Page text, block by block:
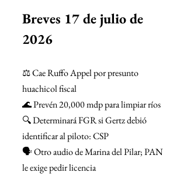
Breves 17 de julio de
2026
⚖️ Cae Ruffo Appel por presunto
huachicol fiscal
🌊 Prevén 20,000 mdp para limpiar ríos
🔍 Determinará FGR si Gertz debió
identificar al piloto: CSP
🗣️ Otro audio de Marina del Pilar; PAN
le exige pedir licencia